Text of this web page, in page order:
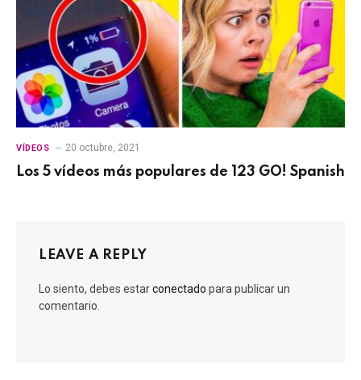
VÍDEOS 20 octubre, 2021
Los 5 vídeos más populares de 123 GO! Spanish
LEAVE A REPLY
Lo siento, debes estarconectado para publicar un
comentario.